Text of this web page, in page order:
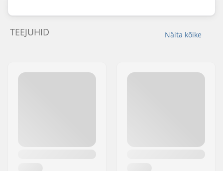
Näita kõike
TEEJUHID